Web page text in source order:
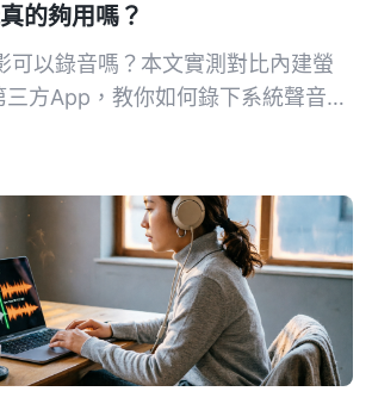
的夠用嗎？
可以錄音嗎？本文實測對比內建螢
方App，教你如何錄下系統聲音和